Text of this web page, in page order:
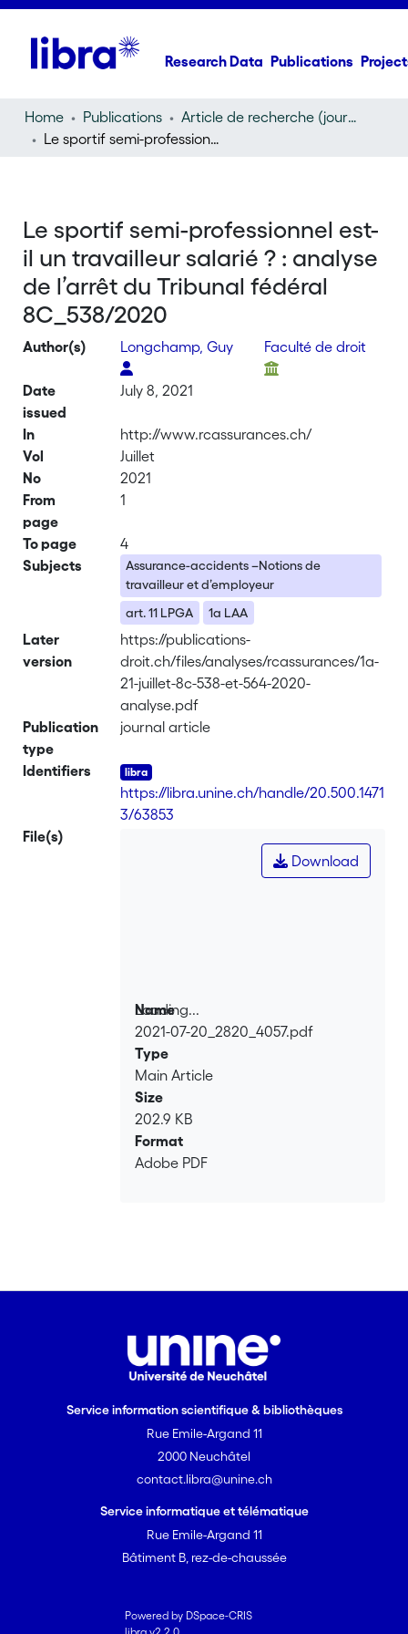
Research Data Publications
Home Publications
Article de recherche (journal article)
Le sportif semi-professionnel est-il un travailleur salarié ? : analyse de l’arrêt du Tribunal fédéral 8C_538/2020
Le sportif semi-professionnel est-
il un travailleur salarié ? : analyse
de l’arrêt du Tribunal fédéral
8C_538/2020
Author(s) Longchamp, Guy Faculté de droit
Date
issued
July 8, 2021
In
http://www.rcassurances.ch/
Vol
Juillet
No
2021
From
page
1
To page
4
Subjects
Assurance-accidents –Notions de
travailleur et d’employeur
art. 11 LPGA
1a LAA
Later
version
https://publications-
droit.ch/files/analyses/rcassurances/1a-
21-juillet-8c-538-et-564-2020-
analyse.pdf
Publication
type
journal article
Identifiers
https://libra.unine.ch/handle/20.500.1471
3/63853
File(s)
Loading...
Loading...
Download
Name
2021-07-20_2820_4057.pdf
Type
Main Article
Size
202.9 KB
Format
Adobe PDF
Service information scientifique & bibliothèques
Rue Emile-Argand 11
2000 Neuchâtel
contact.libra@unine.ch
Service informatique et télématique
Rue Emile-Argand 11
Bâtiment B, rez-de-chaussée
Powered by DSpace-CRIS